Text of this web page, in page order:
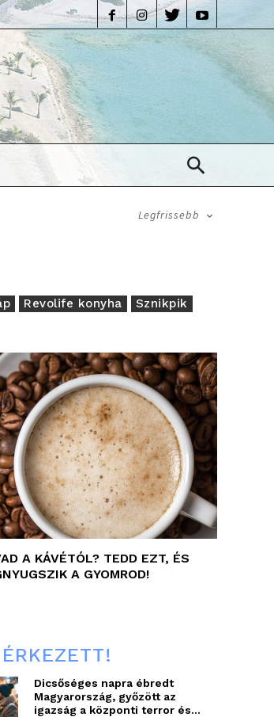
Legfrissebb
Revolife konyha
Sznikpik
A KÁVÉTÓL? TEDD EZT, ÉS
A GYOMROD!
Dicsőséges napra ébredt
Magyarország, győzött az
igazság a központi terror és...